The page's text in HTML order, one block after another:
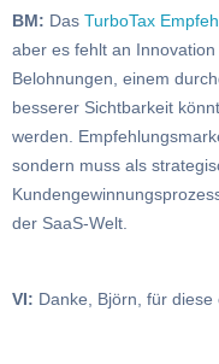
BM: Das TurboTax
aber es fehlt an
Belohnungen, einem
besserer Sichtbarkeit
werden.
sondern muss als
der SaaS-Welt.
VI: Danke, Björn, für